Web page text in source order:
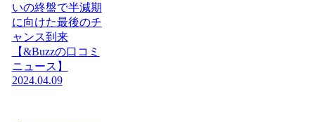
いの終盤で半減期
に向けた最後のチ
ャンス到来
【&Buzzの口コミ
ニュース】
2024.04.09